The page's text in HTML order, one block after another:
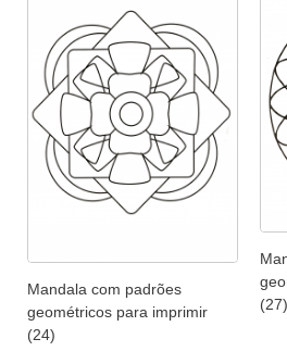
Mandala com padrões
geométricos para imprimir
(24)
(27)